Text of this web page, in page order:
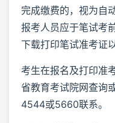
完成缴费的，视为自
报考人员应于笔试考
下载打印笔试准考证
考生在报名及打印准
省教育考试院网查询
4544或5660联系。